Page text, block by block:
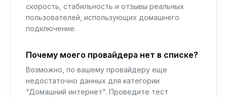
скорость, стабильность и отзывы реальных
пользователей, использующих домашнего
подключение.
Почему моего провайдера нет в списке?
Возможно, по вашему провайдеру еще
недостаточно данных для категории
"Домашний интернет". Проведите тест